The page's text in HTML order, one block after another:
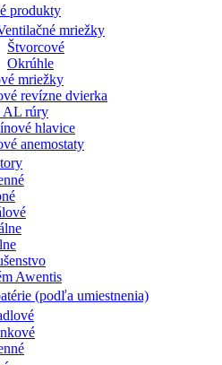
produkty
mriežky
Štvorcové
Okrúhle
mriežky
revízne dvierka
AL rúry
hlavice
anemostaty
Awentis
(podľa umiestnenia)